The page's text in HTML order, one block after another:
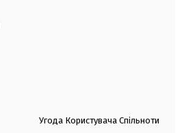
Угода Користувача Спільноти